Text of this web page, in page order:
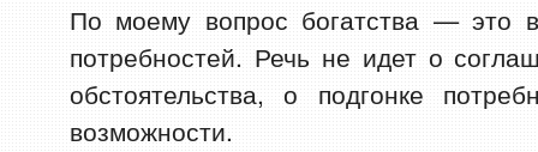
По моему вопрос богатства — это
потребностей. Речь не идет о
обстоятельства, о подгонке
возможности.